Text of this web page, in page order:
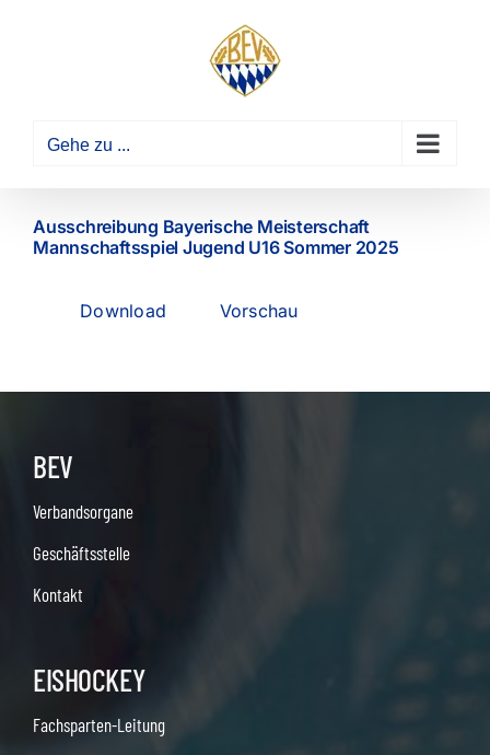
Gehe zu ...
Ausschreibung Bayerische Meisterschaft
Mannschaftsspiel Jugend U16 Sommer 2025
Download Vorschau
BEV
Verbandsorgane
Geschäftsstelle
Kontakt
EISHOCKEY
Fachsparten-Leitung